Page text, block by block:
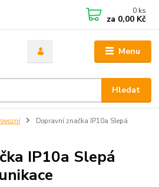
Menu
Hledat
0 ks
za 0,00 Kč
Dopravní značka IP10a Slepá
IP10a Slepá